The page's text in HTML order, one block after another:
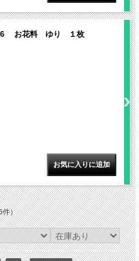
お花料 ゆり １枚
件）